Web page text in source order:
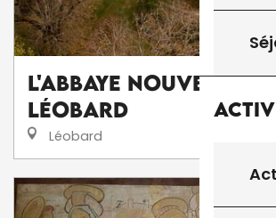
L'Abbaye Nouvelle de
Léobard
Léobard